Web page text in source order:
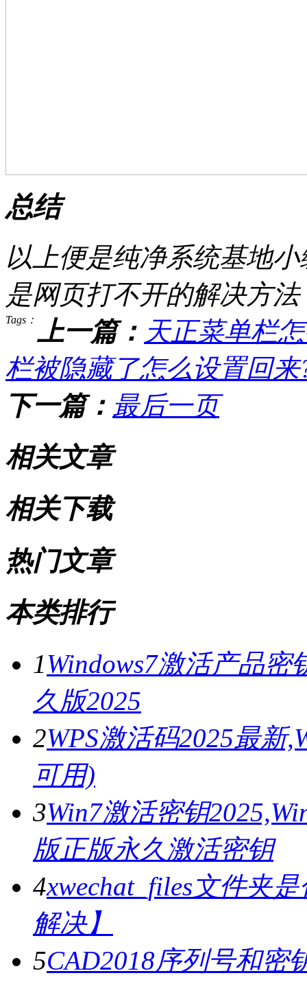
总结
以上便是纯净系统基地
是网页打不开的解决方法
Tags： 上一篇： 天正菜单栏
栏被隐藏了怎么设置回来
下一篇： 最后一页
相关文章
相关下载
热门文章
本类排行
1Windows7激活产品密
久版2025
2WPS激活码2025最新
可用)
3Win7激活密钥
版正版永久激活密钥
4xwechat_files文件夹
解决】
5CAD2018序列号和密